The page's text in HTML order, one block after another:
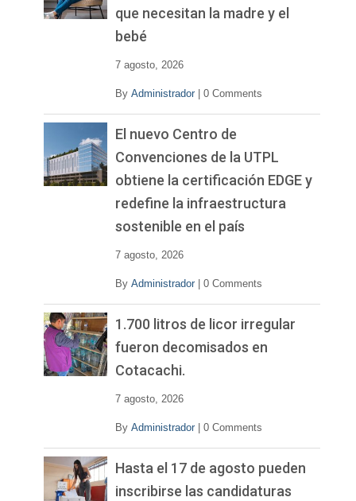
que necesitan la madre y el
bebé
7 agosto, 2026
By Administrador 0 Comments
El nuevo Centro de
Convenciones de la UTPL
obtiene la certificación EDGE y
redefine la infraestructura
sostenible en el país
7 agosto, 2026
By Administrador 0 Comments
1.700 litros de licor irregular
fueron decomisados en
Cotacachi.
7 agosto, 2026
By Administrador 0 Comments
Hasta el 17 de agosto pueden
inscribirse las candidaturas